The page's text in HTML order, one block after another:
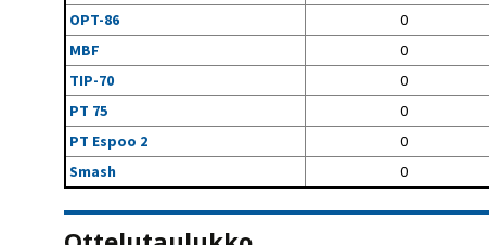
OPT-86
0
MBF
0
TIP-70
0
PT 75
0
PT Espoo 2
0
Smash
0